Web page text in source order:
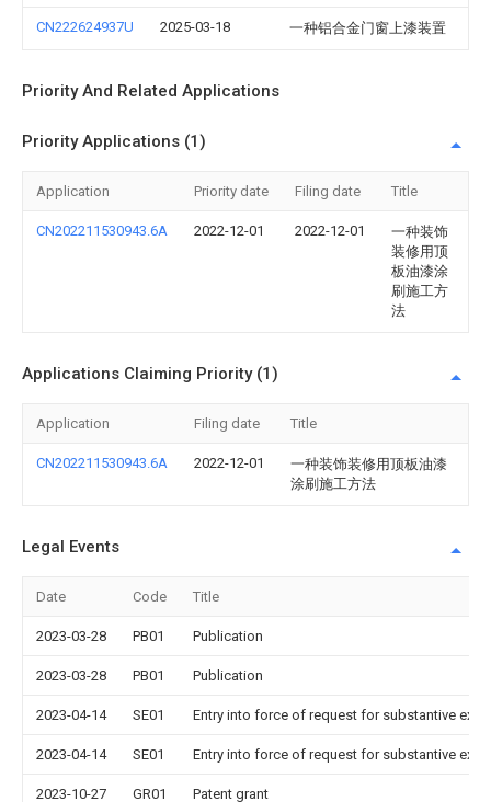
CN222624937U 2025-03-18 一种铝合金门窗上漆装置
Priority And Related Applications
Priority Applications (1)
Application Priority date Filing date Title
CN202211530943.6A 2022-12-01 2022-12-01
一种装饰
装修用顶
板油漆涂
刷施工方
法
Applications Claiming Priority (1)
Application Filing date Title
CN202211530943.6A 2022-12-01
一种装饰装修用顶板油漆
涂刷施工方法
Legal Events
Date Code Title
2023-03-28 PB01 Publication
2023-03-28 PB01 Publication
2023-04-14 SE01 Entry into force of request for substantive
2023-04-14 SE01 Entry into force of request for substantive
2023-10-27 GR01 Patent grant